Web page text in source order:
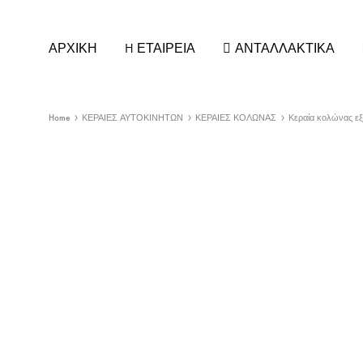
ΑΡΧΙΚΗ H ΕΤΑΙΡΕΙΑ ΑΝΤΑΛΛΑΚΤΙΚΑ
Home ΚΕΡΑΙΕΣ ΑΥΤΟΚΙΝΗΤΩΝ ΚΕΡΑΙΕΣ ΚΟΛΩΝΑΣ Κεραία κολώνας